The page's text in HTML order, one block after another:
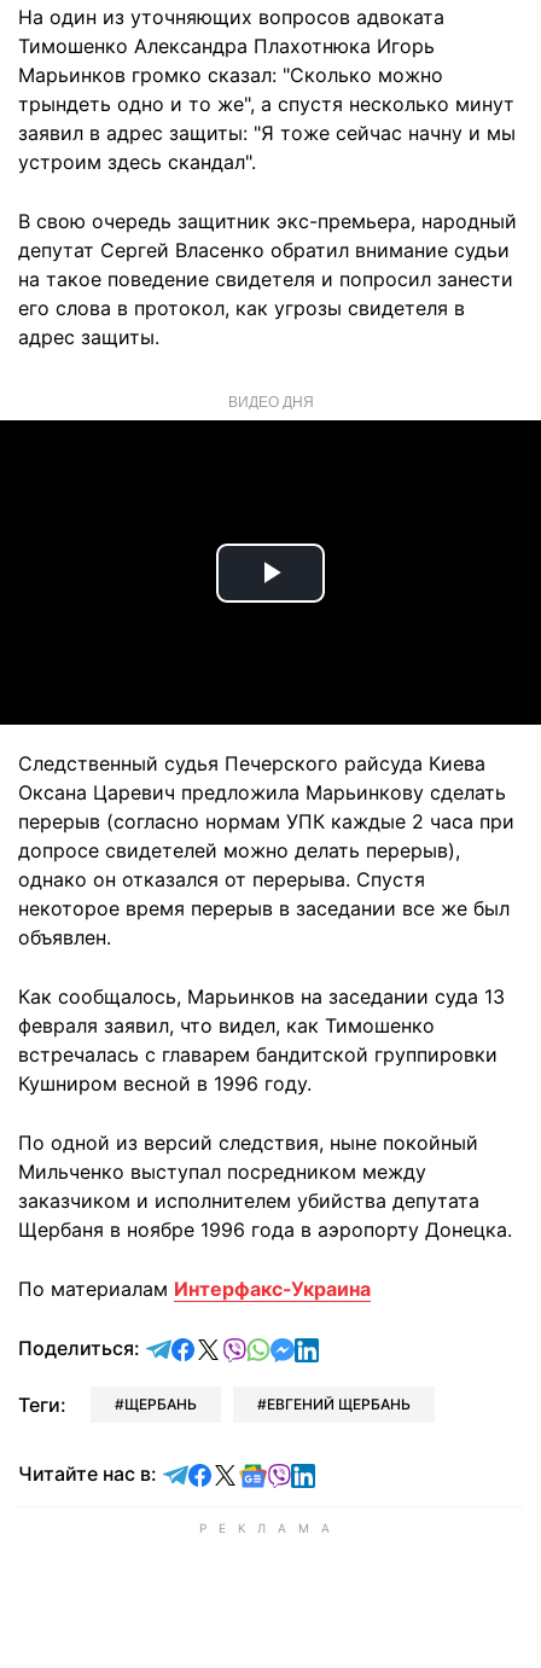
На один из уточняющих вопросов адвоката
Тимошенко Александра Плахотнюка Игорь
Марьинков громко сказал: "Сколько можно
трындеть одно и то же", а спустя несколько минут
заявил в адрес защиты: "Я тоже сейчас начну и мы
устроим здесь скандал".
В свою очередь защитник экс-премьера, народный
депутат Сергей Власенко обратил внимание судьи
на такое поведение свидетеля и попросил занести
его слова в протокол, как угрозы свидетеля в
адрес защиты.
ВИДЕО ДНЯ
Play
Следственный судья Печерского райсуда Киева
Оксана Царевич предложила Марьинкову сделать
перерыв (согласно нормам УПК каждые 2 часа при
допросе свидетелей можно делать перерыв),
однако он отказался от перерыва. Спустя
некоторое время перерыв в заседании все же был
объявлен.
Как сообщалось, Марьинков на заседании суда 13
февраля заявил, что видел, как Тимошенко
встречалась с главарем бандитской группировки
Кушниром весной в 1996 году.
По одной из версий следствия, ныне покойный
Мильченко выступал посредником между
заказчиком и исполнителем убийства депутата
Щербаня в ноябре 1996 года в аэропорту Донецка.
По материалам Интерфакс-Украина
Поделиться: отправить в Telegram
поделиться в Facebook
поделиться в X
отправить в Viber
отправить в Whatsapp
отправить в Messenger
отправить в LinkedIn
Теги: ЩЕРБАНЬ ЕВГЕНИЙ ЩЕРБАНЬ
Читайте нас в: Читайте в Telegram
Читайте в Facebook
Читайте в X
Читайте в Google news
Читайте в Viber
Читайте в LinkedIn